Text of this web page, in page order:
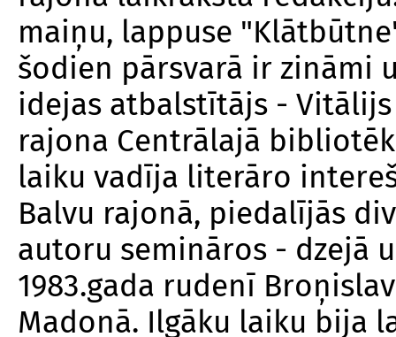
maiņu, lappuse
šodien pārsvarā ir zināmi
idejas atbalstītājs -
rajona Centrālajā
laiku vadīja literāro
Balvu rajonā, piedalījās
autoru semināros - dzejā
1983.gada rudenī
Madonā. Ilgāku laiku bija